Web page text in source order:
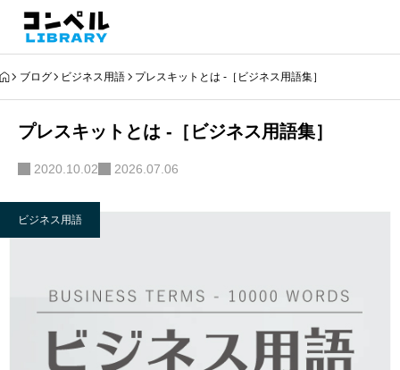
ブログ ビジネス用語 プレスキットとは -［ビジネス用語集］
プレスキットとは -［ビジネス用語集］
2020.10.02 2026.07.06
ビジネス用語